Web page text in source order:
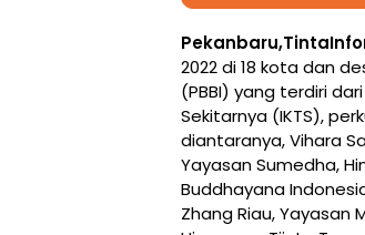
2022 di 18 kota dan
(PBBI) yang terdiri
Sekitarnya (IKTS),
diantaranya, Vihara
Yayasan Sumedha,
Buddhayana
Zhang Riau, Yayasan